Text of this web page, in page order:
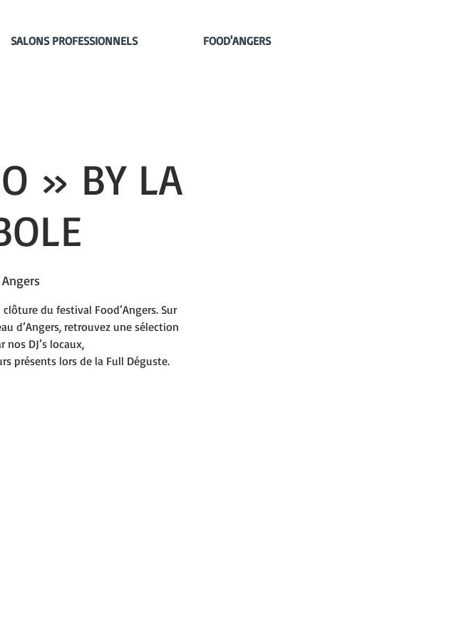
SALONS PROFESSIONNELS FOOD'ANGERS
» BY LA
Angers
du festival Food’Angers. Sur
d’Angers, retrouvez une sélection
DJ’s locaux,
présents lors de la Full Déguste.